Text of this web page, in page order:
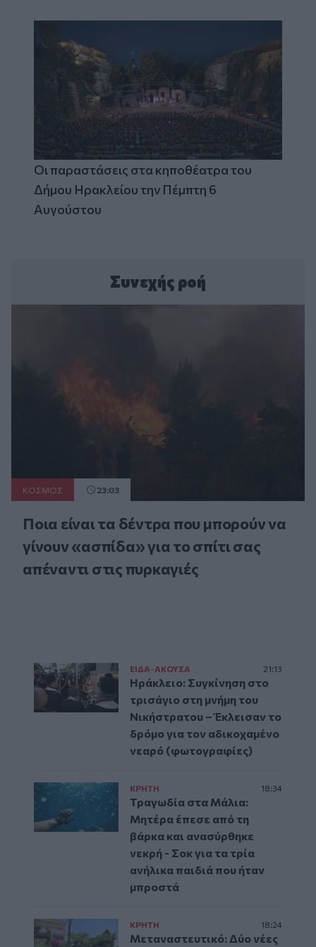
Οι παραστάσεις στα κηποθέατρα του
Δήμου Ηρακλείου την Πέμπτη 6
Αυγούστου
Συνεχής ροή
ΚΟΣΜΟΣ 23:03
Ποια είναι τα δέντρα που μπορούν να
γίνουν «ασπίδα» για το σπίτι σας
απέναντι στις πυρκαγιές
ΕΙΔΑ-ΑΚΟΥΣΑ 21:13
Ηράκλειο: Συγκίνηση στο
τρισάγιο στη μνήμη του
Νικήστρατου – Έκλεισαν το
δρόμο για τον αδικοχαμένο
νεαρό (φωτογραφίες)
ΚΡΗΤΗ 18:34
Τραγωδία στα Μάλια:
Μητέρα έπεσε από τη
βάρκα και ανασύρθηκε
νεκρή - Σοκ για τα τρία
ανήλικα παιδιά που ήταν
μπροστά
ΚΡΗΤΗ 18:24
Μεταναστευτικό: Δύο νέες